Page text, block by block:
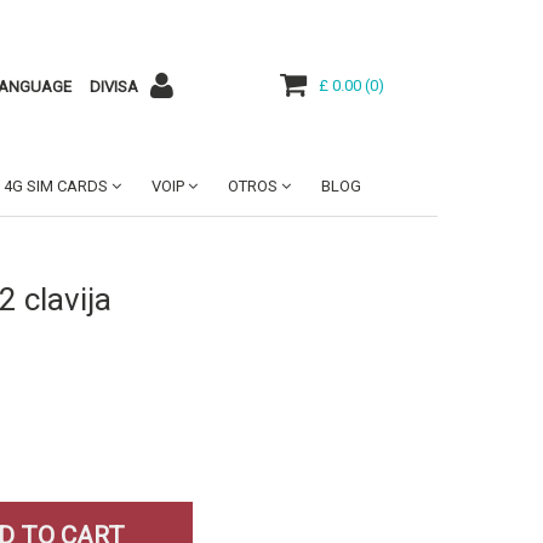
DIVISA £ 0.00 (0)
4G SIM CARDS VOIP OTROS BLOG
clavija
TO CART